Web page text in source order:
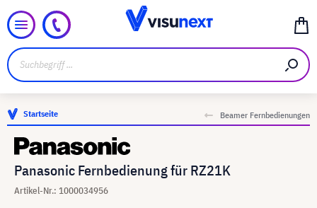
Startseite Beamer Fernbedienungen
Panasonic Fernbedienung für RZ21K
Artikel-Nr.: 1000034956